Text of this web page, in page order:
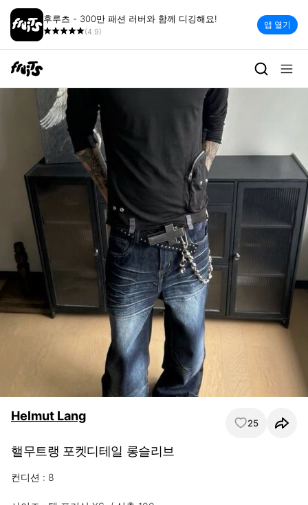
후루츠 - 300만 패션 러버와 함께 디깅해요!
(4.9)
앱 열기
Helmut Lang 25
핼무트랭 포켓디테일 롱슬리브
컨디션 : 8